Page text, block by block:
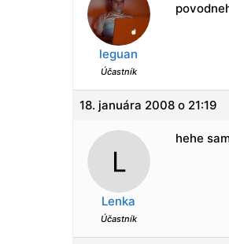
leguan
Účastník
18. januára 2008 o 21:19
Lenka
Účastník
hehe